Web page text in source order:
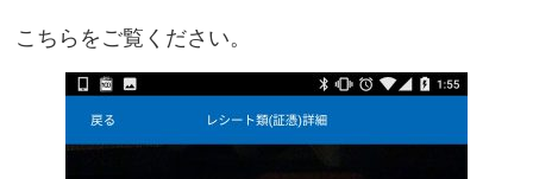
こちらをご覧ください。